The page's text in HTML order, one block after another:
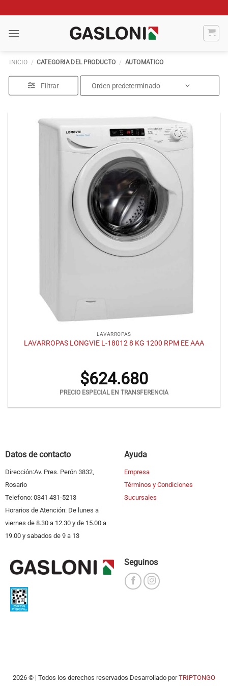
al
contenido
INICIO / CATEGORIA DEL PRODUCTO / AUTOMATICO
Filtrar
LAVARROPAS
LAVARROPAS LONGVIE L-18012 8 KG 1200 RPM EE AAA
$624.680
PRECIO ESPECIAL EN TRANSFERENCIA
Datos de contacto
Dirección:Av. Pres. Perón 3832,
Rosario
Telefono: 0341 431-5213
Horarios de Atención: De lunes a
viernes de 8.30 a 12.30 y de 15.00 a
19.00 y sabados de 9 a 13
Ayuda
Empresa
Términos y Condiciones
Sucursales
Seguinos
2026 © | Todos los derechos reservados Desarrollado porTRIPTONGO